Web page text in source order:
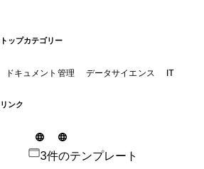
トップカテゴリー
ドキュメント管理 データサイエンス IT
リンク
3件のテンプレート